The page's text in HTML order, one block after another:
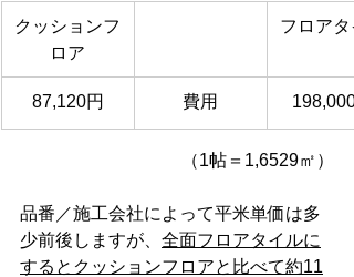
クッションフ
ロア
フロアタ
87,120円 費用 198,000
（1帖＝1,6529㎡）
品番／施工会社によって平米単価は多
少前後しますが、 全面フロアタイルに
するとクッションフロアと比べて約11